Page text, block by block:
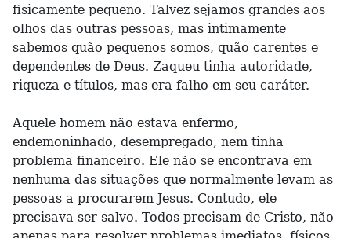
fisicamente pequeno. Talvez sejamos grandes aos
olhos das outras pessoas, mas intimamente
sabemos quão pequenos somos, quão carentes e
dependentes de Deus. Zaqueu tinha autoridade,
riqueza e títulos, mas era falho em seu caráter.
Aquele homem não estava enfermo,
endemoninhado, desempregado, nem tinha
problema financeiro. Ele não se encontrava em
nenhuma das situações que normalmente levam as
pessoas a procurarem Jesus. Contudo, ele
precisava ser salvo. Todos precisam de Cristo, não